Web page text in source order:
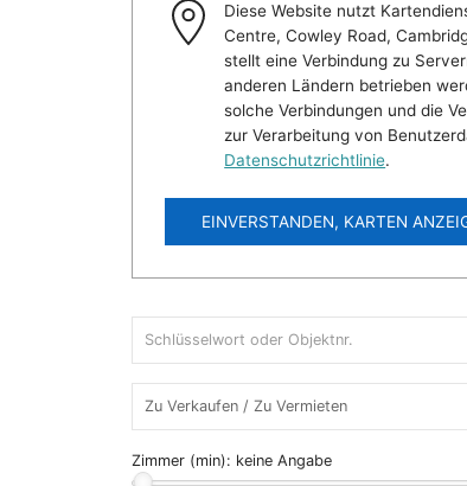
Diese Website nutzt
Centre, Cowley Road,
stellt eine Verbindung zu
anderen Ländern betrieben
solche Verbindungen und die
zur Verarbeitung von
Datenschutzrichtlinie.
EINVERSTANDEN, KARTEN
Zimmer (min): keine Angabe